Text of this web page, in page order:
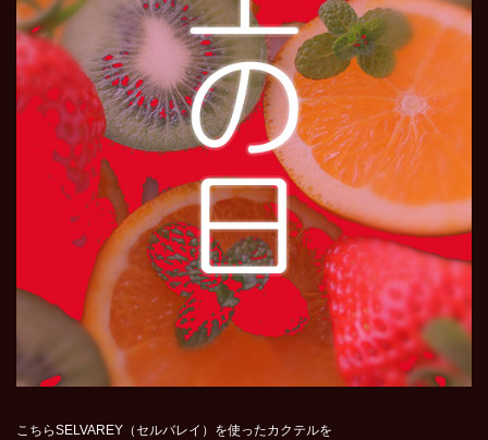
こちらSELVAREY（セルバレイ）を使ったカクテルを